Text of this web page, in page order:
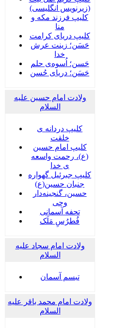
(زیرنویس انگلیسی)
کلیپ فرزند مکه و
منا
کلیپ دریای کرامت
حَسَن؛ زینت عرش
خدا
حَسن؛ اُسوه‌ی حلم
حَسَن؛ دریای حُسن
ولادت امام حسین علیه
السلام
کلیپ دردانه ی
خلقت
کلیپ امام حسین
(ع)، رحمت واسعه
ی خدا
کلیپ جبرئیل گهواره
جنبان حسین(ع)
حسین، گنجینه‌دار
وحی
تحفه آسمانی
فُطرُسِ مَلَک
ولادت امام سجاد علیه
السلام
تبسم آسمان
ولادت امام محمد باقر علیه
السلام